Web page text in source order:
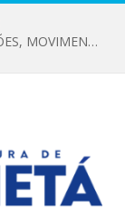
FESTIVAL DE VERÃO 2026 REÚNE MULTIDÕES, MOVIMENTA A ECONOMIA E FORTALECE A CULTURA LOCAL